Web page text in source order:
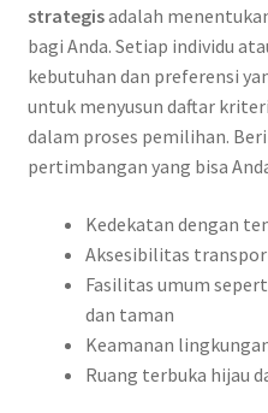
strategisadalah
bagi Anda. Setiap individu
kebutuhan dan preferensi
untuk menyusun daftar
dalam proses pemilihan.
pertimbangan yang bisa
Kedekatan dengan
Aksesibilitas
Fasilitas umum
dan taman
Keamanan
Ruang terbuka hijau